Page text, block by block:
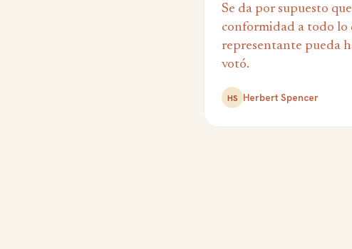
Se da por supuesto
conformidad a todo lo
representante pueda
votó.
HS Herbert Spencer